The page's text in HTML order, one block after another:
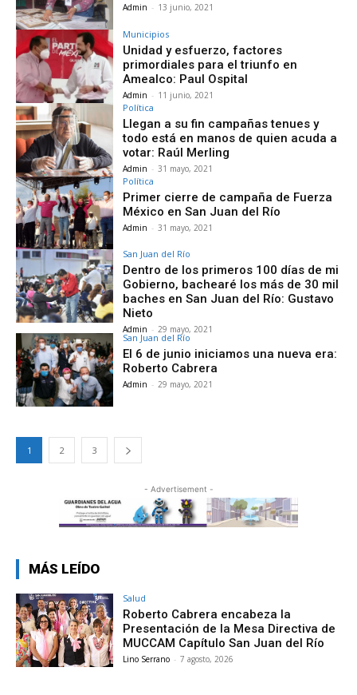
Admin - 13 junio, 2021
Municipios
Unidad y esfuerzo, factores
primordiales para el triunfo en
Amealco: Paul Ospital
Admin - 11 junio, 2021
Política
Llegan a su fin campañas tenues y
todo está en manos de quien acuda a
votar: Raúl Merling
Admin - 31 mayo, 2021
Política
Primer cierre de campaña de Fuerza
México en San Juan del Río
Admin - 31 mayo, 2021
San Juan del Río
Dentro de los primeros 100 días de mi
Gobierno, bachearé los más de 30 mil
baches en San Juan del Río: Gustavo
Nieto
Admin - 29 mayo, 2021
San Juan del Río
El 6 de junio iniciamos una nueva era:
Roberto Cabrera
Admin - 29 mayo, 2021
1 2 3
- Advertisement -
MÁS LEÍDO
Salud
Roberto Cabrera encabeza la
Presentación de la Mesa Directiva de
MUCCAM Capítulo San Juan del Río
Lino Serrano - 7 agosto, 2026